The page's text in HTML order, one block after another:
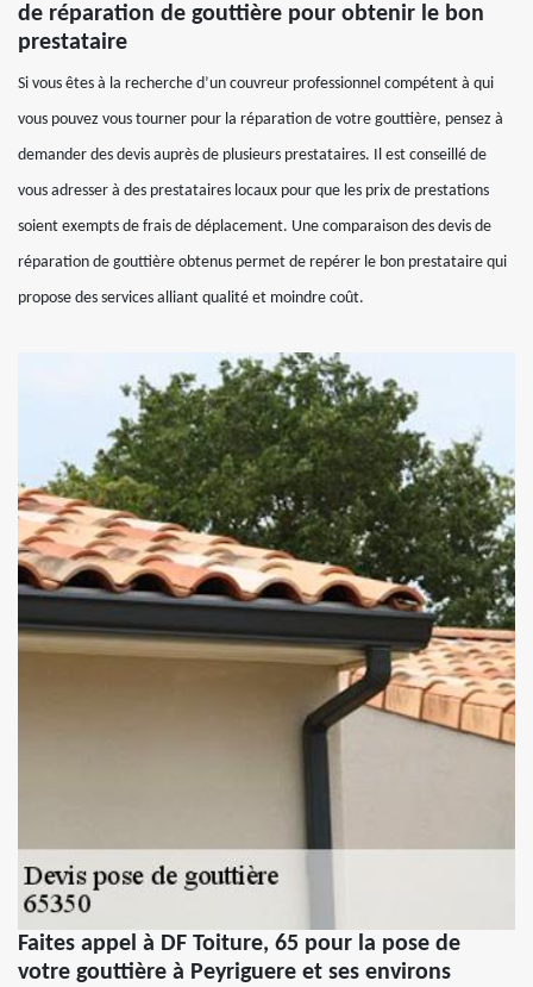
de réparation de gouttière pour obtenir le bon
prestataire
Si vous êtes à la recherche d’un couvreur professionnel compétent à qui
vous pouvez vous tourner pour la réparation de votre gouttière, pensez à
demander des devis auprès de plusieurs prestataires. Il est conseillé de
vous adresser à des prestataires locaux pour que les prix de prestations
soient exempts de frais de déplacement. Une comparaison des devis de
réparation de gouttière obtenus permet de repérer le bon prestataire qui
propose des services alliant qualité et moindre coût.
Faites appel à DF Toiture, 65 pour la pose de
votre gouttière à Peyriguere et ses environs